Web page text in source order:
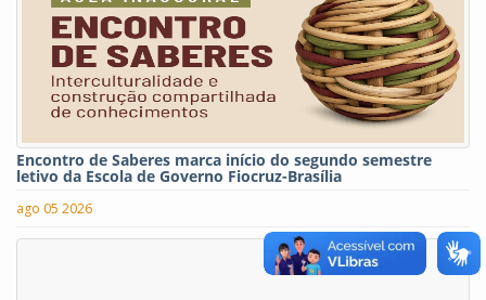
Encontro de Saberes marca início do segundo semestre
letivo da Escola de Governo Fiocruz-Brasília
ago 05 2026